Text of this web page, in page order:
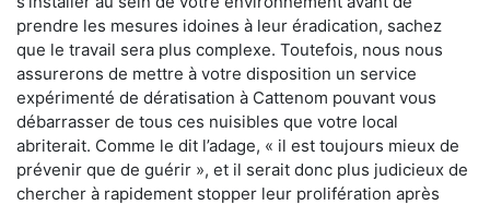
prendre les mesures idoines à leur éradication, sachez
que le travail sera plus complexe. Toutefois, nous nous
assurerons de mettre à votre disposition un service
expérimenté de dératisation à Cattenom pouvant vous
débarrasser de tous ces nuisibles que votre local
abriterait. Comme le dit l’adage, « il est toujours mieux de
prévenir que de guérir », et il serait donc plus judicieux de
chercher à rapidement stopper leur prolifération après